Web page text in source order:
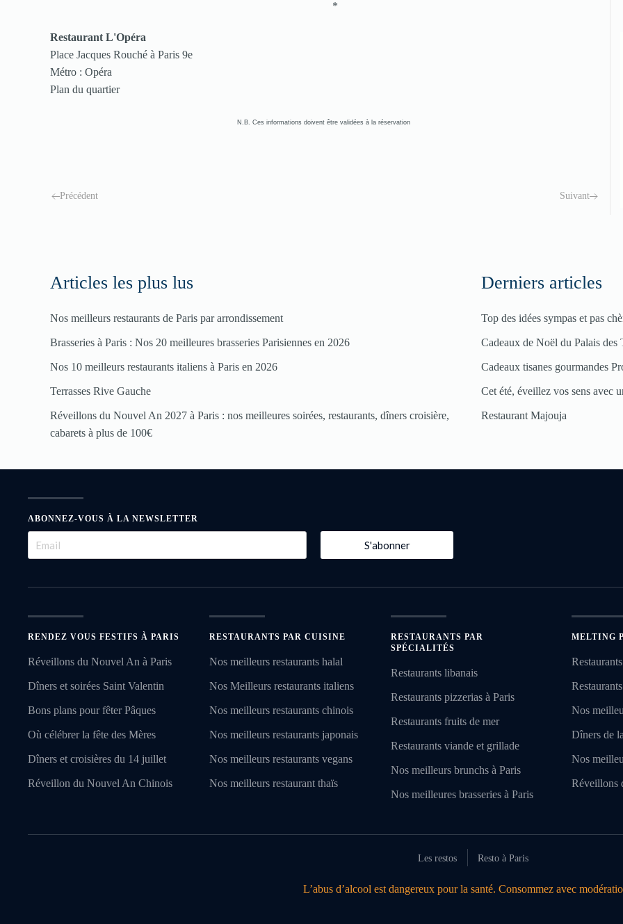
*
Restaurant L'Opéra
Place Jacques Rouché à Paris 9e
Métro : Opéra
Plan du quartier
N.B. Ces informations doivent être validées à la réservation
Précédent Suivant
Articles les plus lus
Nos meilleurs restaurants de Paris par arrondissement
Brasseries à Paris : Nos 20 meilleures brasseries Parisiennes en 2026
Nos 10 meilleurs restaurants italiens à Paris en 2026
Terrasses Rive Gauche
Réveillons du Nouvel An 2027 à Paris : nos meilleures soirées, restaurants, dîners croisière,
cabarets à plus de 100€
Derniers articles
Top des idées sympas et pas
Cadeaux de Noël du Palais des
Cadeaux tisanes gourmandes
Cet été, éveillez vos sens avec
Restaurant Majouja
ABONNEZ-VOUS À LA NEWSLETTER
S'abonner
RENDEZ VOUS FESTIFS À PARIS
Réveillons du Nouvel An à Paris
Dîners et soirées Saint Valentin
Bons plans pour fêter Pâques
Où célébrer la fête des Mères
Dîners et croisières du 14 juillet
Réveillon du Nouvel An Chinois
RESTAURANTS PAR CUISINE
Nos meilleurs restaurants halal
Nos Meilleurs restaurants italiens
Nos meilleurs restaurants chinois
Nos meilleurs restaurants japonais
Nos meilleurs restaurants vegans
Nos meilleurs restaurant thaïs
RESTAURANTS PAR
SPÉCIALITÉS
Restaurants libanais
Restaurants pizzerias à Paris
Restaurants fruits de mer
Restaurants viande et grillade
Nos meilleurs brunchs à Paris
Nos meilleures brasseries à Paris
MELTING
Nos
Dîners de
Nos
Réveillons
Les restos Resto à Paris
L’abus d’alcool est dangereux pour la santé. Consommez avec